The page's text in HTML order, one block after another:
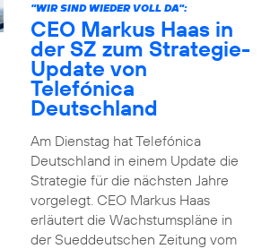
"WIR SIND WIEDER VOLL DA":
CEO Markus Haas in
der SZ zum Strategie-
Update von
Telefónica
Deutschland
Am Dienstag hat Telefónica
Deutschland in einem Update die
Strategie für die nächsten Jahre
vorgelegt. CEO Markus Haas
erläutert die Wachstumspläne in
der Sueddeutschen Zeitung vom